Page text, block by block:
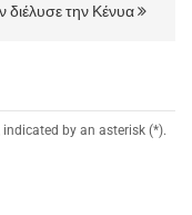
την Κένυα
by an asterisk (*).